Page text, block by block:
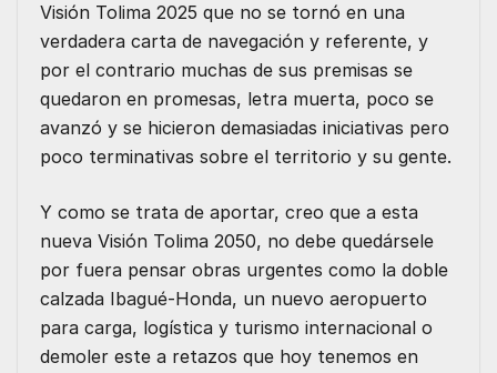
Visión Tolima 2025 que no se tornó en una
verdadera carta de navegación y referente, y
por el contrario muchas de sus premisas se
quedaron en promesas, letra muerta, poco se
avanzó y se hicieron demasiadas iniciativas pero
poco terminativas sobre el territorio y su gente.
Y como se trata de aportar, creo que a esta
nueva Visión Tolima 2050, no debe quedársele
por fuera pensar obras urgentes como la doble
calzada Ibagué-Honda, un nuevo aeropuerto
para carga, logística y turismo internacional o
demoler este a retazos que hoy tenemos en